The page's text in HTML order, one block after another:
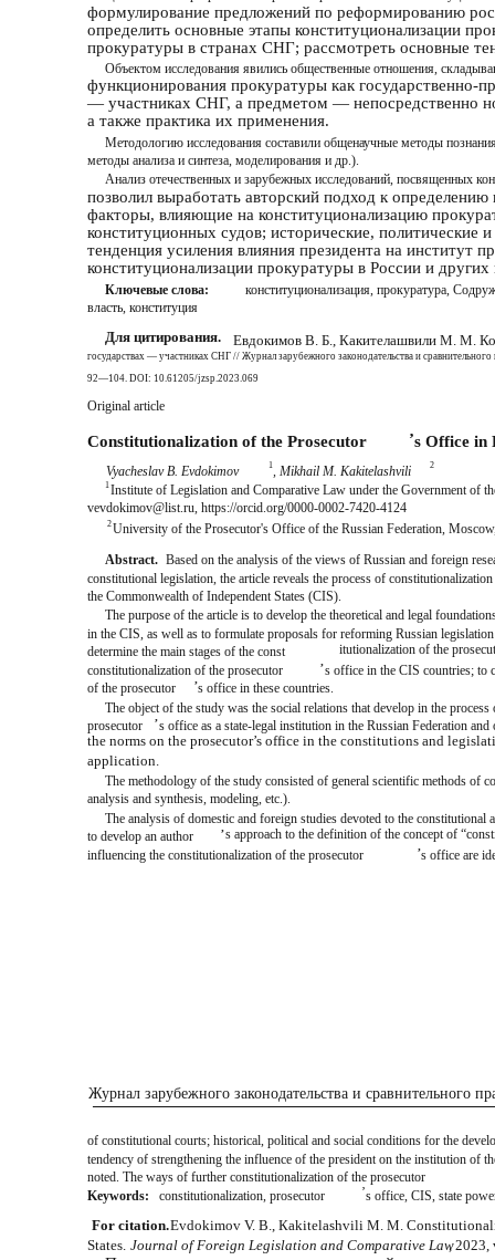
формулирование предложений по реформированию
определить основные этапы конституционализации
прокуратуры в странах СНГ; рассмотреть основные
Объектом исследования явились общественные отношения,
функционирования прокуратуры как государственно-
— участниках СНГ, а предметом — непосредственно
а также практика их применения.
Методологию исследования составили общенаучные методы
методы анализа и синтеза, моделирования и др.).
Анализ отечественных и зарубежных исследований, посвященных
позволил выработать авторский подход к
факторы, влияющие на конституционализацию
конституционных судов; исторические, политические
тенденция усиления влияния президента на
конституционализации прокуратуры в России и
Ключевые слова:
конституционализация, прокуратура,
власть, конституция
Для цитирования. Евдокимов В. Б., Какителашвили М. М.
государствах — участниках СНГ // Журнал зарубежного законодательства и
92—104. DOI: 10.61205/jzsp.2023.069
Original article
Constitutionalization of the Prosecutor ʼs Office in
Vyacheslav B. Evdokimov 1, Mikhail M. Kakitelashvili
2
1Institute of Legislation and Comparative Law under the Government of
vevdokimov@list.ru, https://orcid.org/0000-0002-7420-4124
2University of the Prosecutor's Office of the Russian Federation,
Abstract. Based on the analysis of the views of Russian and foreign
constitutional legislation, the article reveals the process of
the Commonwealth of Independent States (CIS).
The purpose of the article is to develop the theoretical and legal
in the CIS, as well as to formulate proposals for reforming Russian
determine the main stages of the const
itutionalization of the
constitutionalization of the prosecutor
ʼs office in the CIS countries; to
of the prosecutor
ʼs office in these countries.
The object of the study was the social relations that develop in the
prosecutor
ʼs office as a state-legal institution in the Russian Federation
the norms on the prosecutor’s office in the constitutions and
application.
The methodology of the study consisted of general scientific methods of
analysis and synthesis, modeling, etc.).
The analysis of domestic and foreign studies devoted to the constitutional
to develop an author
ʼs approach to the definition of the concept of
influencing the constitutionalization of the prosecutor
ʼs office are
Журнал зарубежного законодательства и сравнительного
of constitutional courts; historical, political and social conditions for the
tendency of strengthening the influence of the president on the institution of
noted. The ways of further constitutionalization of the prosecutor
Keywords:
constitutionalization, prosecutor ʼs office, CIS, state
For citation.Evdokimov V. B., Кakitelashvili M. M.
States. Journal of Foreign Legislation and Comparative Law, 2023,